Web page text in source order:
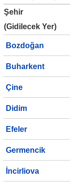
Şehir
(Gidilecek Yer)
Bozdoğan
Buharkent
Çine
Didim
Efeler
Germencik
İncirliova